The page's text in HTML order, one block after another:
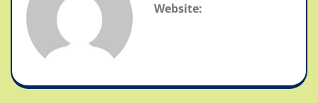
Website: